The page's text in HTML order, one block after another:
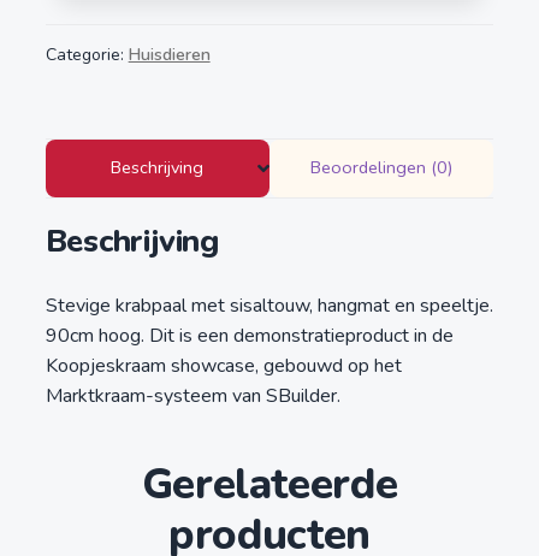
Categorie: Huisdieren
Beschrijving Beoordelingen (0)
Beschrijving
Stevige krabpaal met sisaltouw, hangmat en speeltje.
90cm hoog. Dit is een demonstratieproduct in de
Koopjeskraam showcase, gebouwd op het
Marktkraam-systeem van SBuilder.
Gerelateerde
producten